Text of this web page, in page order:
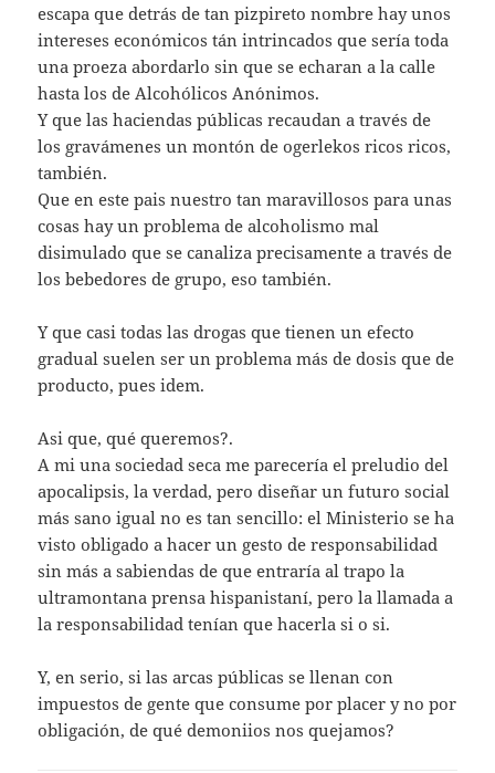
escapa que detrás de tan pizpireto nombre hay unos
intereses económicos tán intrincados que sería toda
una proeza abordarlo sin que se echaran a la calle
hasta los de Alcohólicos An´onimos.
Y que las haciendas públicas recaudan a través de
los gravámenes un montón de ogerlekos ricos ricos,
también.
Que en este pais nuestro tan maravillosos para unas
cosas hay un problema de alcoholismo mal
disimulado que se canaliza precisamente a través de
los bebedores de grupo, eso también.
Y que casi todas las drogas que tienen un efecto
gradual suelen ser un problema más de dosis que de
producto, pues idem.
Asi que, qué queremos?.
A mi una sociedad seca me parecería el preludio del
apocalipsis, la verdad, pero diseñar un futuro social
más sano igual no es tan sencillo: el Ministerio se ha
visto obligado a hacer un gesto de responsabilidad
sin más a sabiendas de que entraría al trapo la
ultramontana prensa hispanistaní, pero la llamada a
la responsabilidad tenían que hacerla si o si.
Y, en serio, si las arcas públicas se llenan con
impuestos de gente que consume por placer y no por
obligación, de qué demoniios nos quejamos?